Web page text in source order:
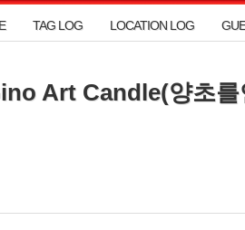
Art Candle(양초
Art Candle(양초
TAG LOG
TAG LOG LOCATION LOG
LOCATION LOG